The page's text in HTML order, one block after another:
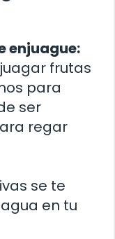
enjuague:
frutas
para
ser
regar
se te
en tu